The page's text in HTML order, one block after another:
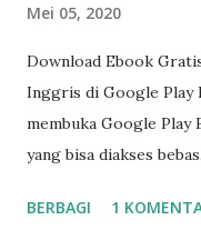
Mei 05, 2020
Download Ebook
Inggris di Google Play
membuka Google
yang bisa diakses
memberi free ebook.
BERBAGI 1